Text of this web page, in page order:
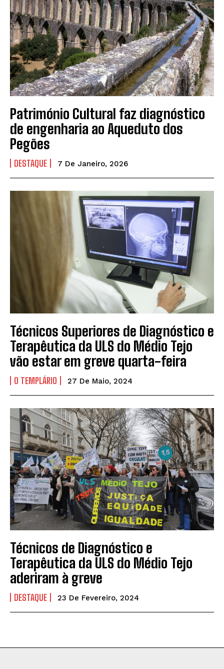
Património Cultural faz diagnóstico
de engenharia ao Aqueduto dos
Pegões
DESTAQUE 7 De Janeiro, 2026
Técnicos Superiores de Diagnóstico e
Terapêutica da ULS do Médio Tejo
vão estar em greve quarta-feira
O TEMPLÁRIO 27 De Maio, 2024
Técnicos de Diagnóstico e
Terapêutica da ULS do Médio Tejo
aderiram à greve
DESTAQUE 23 De Fevereiro, 2024